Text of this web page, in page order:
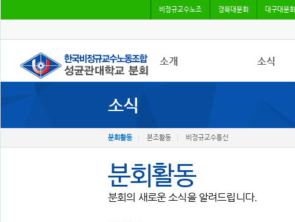
비정규교수노조 경북대분회 대구대분회
소개 소식
소식
분회활동 본조활동 비정규교수통신
분회활동
분회의 새로운 소식을 알려드립니다.